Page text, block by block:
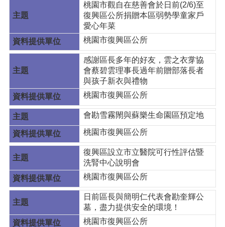
桃園市觀自在慈善會於日前(2/6)至
復興區公所捐贈本區弱勢學童家戶
愛心年菜
桃園市復興區公所
感謝區長多年的好友，雲之衣牚協
會蔡碧雲理事長過年前贈部落長者
與孩子新衣與禮物
桃園市復興區公所
會勘雪霧閙與蘇樂生命園區預定地
桃園市復興區公所
復興區設立市立醫院可行性評估暨
洗腎中心說明會
桃園市復興區公所
日前區長與簡明仁代表會勘奎輝公
墓，盡力提供安全的環境！
桃園市復興區公所